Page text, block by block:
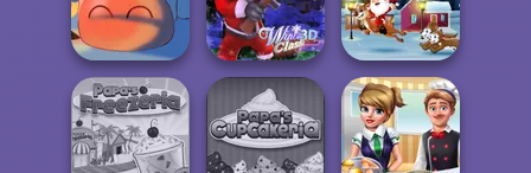
Snow Ride 3D
Parkour Block
Xmas Special
BFFs Weirdcore
Aesthetic
Fireblob Winter Winter Clash 3D
Xmas Sliding
Puzzles